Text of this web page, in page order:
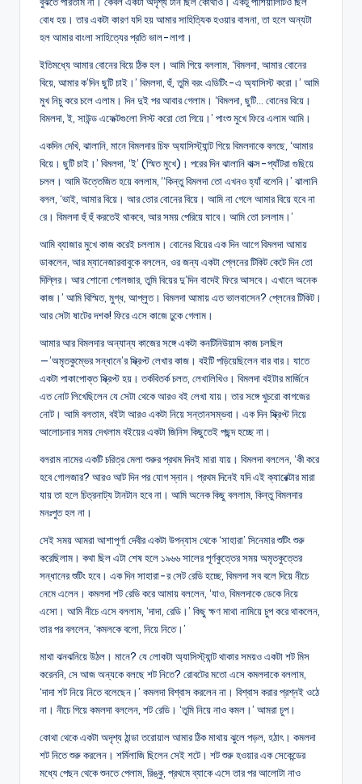
বোধ হয়। তার একটা কারণ যদি হয় আমার সাহিত্যিক হওয়ার বাসনা, তা হলে অন্যটা
হল আমার বাংলা সাহিত্যের প্রতি ভাল-লাগা।
ইতিমধ্যে আমার বোনের বিয়ে ঠিক হল। আমি গিয়ে বললাম, ‘বিমলদা, আমার বোনের
বিয়ে, আমার ক’দিন ছুটি চাই।’ বিমলদা, হুঁ, তুমি বরং এডিটিং-এ অ্যাসিস্ট করো।’ আমি
মুখ নিচু করে চলে এলাম। দিন দুই পর আবার গেলাম। ‘বিমলদা, ছুটি… বোনের বিয়ে।
বিমলদা, ই, সাউন্ড এফেক্টগুলো লিস্ট করো তো গিয়ে।’ পাংশু মুখে ফিরে এলাম আমি।
একদিন দেখি, ঝালানি, মানে বিমলদার চিফ অ্যাসিস্ট্যান্ট গিয়ে বিমলদাকে বলছে, ‘আমার
বিয়ে। ছুটি চাই।’ বিমলদা, ‘ই’ (স্মিত মুখে)। পরের দিন ঝালানি বাক্স-প্যাঁটরা গুছিয়ে
চলল। আমি উত্তেজিত হয়ে বললাম, “কিন্তু বিমলদা তো এখনও হ্যাঁ বলেনি।’ ঝালানি
বলল, ‘ভাই, আমার বিয়ে। আর তোর বোনের বিয়ে। আমি না গেলে আমার বিয়ে হবে না
রে। বিমলদা হুঁ হুঁ করতেই থাকবে, আর সময় পেরিয়ে যাবে। আমি তো চললাম।’
আমি ব্যাজার মুখে কাজ করেই চললাম। বোনের বিয়ের এক দিন আগে বিমলদা আমায়
ডাকলেন, আর ম্যানেজারবাবুকে বললেন, ওর জন্য একটা প্লেনের টিকিট কেটে দিন তো
দিল্লির। আর শোনো গোলজার, তুমি বিয়ের দু’দিন বাদেই ফিরে আসবে। এখানে অনেক
কাজ।’ আমি বিস্মিত, মুগ্ধ, আপ্লুত। বিমলদা আমায় এত ভালবাসেন? প্লেনের টিকিট।
আর সেটা ষাটের দশক! ফিরে এসে কাজে ঢুকে গেলাম।
আমার আর বিমলদার অন্যান্য কাজের সঙ্গে একটা কনটিনিউয়াস কাজ চলছিল
—’অমৃতকুম্ভের সন্ধানে’র স্ক্রিপ্ট লেখার কাজ। বইটি পড়িয়েছিলেন বার বার। যাতে
একটা পাকাপোক্ত স্ক্রিপ্ট হয়। তর্কবিতর্ক চলত, লেখালিখিও। বিমলদা বইটার মার্জিনে
এত নোট লিখেছিলেন যে সেটা থেকে আরও বই লেখা যায়। তার সঙ্গে খুচরো কাগজের
নোট। আমি বলতাম, বইটা আরও একটা নিয়ে সন্তানসম্ভবা। এক দিন স্ক্রিপ্ট নিয়ে
আলোচনার সময় দেখলাম বইয়ের একটা জিনিস কিছুতেই পছন্দ হচ্ছে না।
বলরাম নামের একটি চরিত্র মেলা শুরুর প্রথম দিনই মারা যায়। বিমলদা বললেন, ‘কী করে
হবে গোলজার? আরও আট দিন পর যোগ স্নান। প্রথম দিনেই যদি এই ক্যারেক্টার মারা
যায় তা হলে চিত্রনাট্য টানটান হবে না। আমি অনেক কিছু বললাম, কিন্তু বিমলদার
মনঃপুত হল না।
সেই সময় আমরা আশাপূর্ণা দেবীর একটা উপন্যাস থেকে ‘সাহারা’ সিনেমার শুটিং শুরু
করেছিলাম। কথা ছিল এটা শেষ হলে ১৯৬৬ সালের পূর্ণকুত্তের সময় অমৃতকুত্তের
সন্ধানের শুটিং হবে। এক দিন সাহারা-র সেট রেডি হচ্ছে, বিমলদা সব বলে দিয়ে নীচে
নেমে এলেন। কমলদা শট রেডি করে আমায় বললেন, ‘যাও, বিমলদাকে ডেকে নিয়ে
এসো। আমি নীচে এসে বললাম, ‘দাদা, রেডি।’ কিছু ক্ষণ মাথা নামিয়ে চুপ করে থাকলেন,
তার পর বললেন, ‘কমলকে বলো, নিয়ে নিতে।’
মাথা ঝনঝনিয়ে উঠল। মানে? যে লোকটা অ্যাসিস্ট্যান্ট থাকার সময়ও একটা শট মিস
করেননি, সে আজ অন্যকে বলছে শট নিতে? রোবটের মতো এসে কমলদাকে বললাম,
‘দাদা শট নিয়ে নিতে বলেছেন।’ কমলদা বিশ্বাস করলেন না। বিশ্বাস করার প্রশ্নই ওঠে
না। নীচে গিয়ে কমলদা বললেন, শট রেডি। ‘তুমি নিয়ে নাও কমল।’ আমরা চুপ।
কোথা থেকে একটা অদৃশ্য ঠান্ডা তরোয়াল আমার ঠিক মাথায় ঝুলে পড়ল, হঠাৎ। কমলদা
শট নিতে শুরু করলেন। শর্মিলাজি ছিলেন সেই শটে। শট শুরু হওয়ার এক সেকেন্ডের
মধ্যে পেছন থেকে শুনতে পেলাম, রিঙ্কু, প্রথমে ব্যাকে এসে তার পর আলোটা নাও